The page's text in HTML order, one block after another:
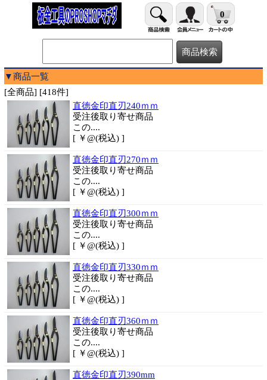
0
▼商品一覧
[全商品] [418件]
直徳金印直刃240ｍｍ
受注後取り寄せ商品
この....
[ ￥@(税込) ]
直徳金印直刃270ｍｍ
受注後取り寄せ商品
この....
[ ￥@(税込) ]
直徳金印直刃300ｍｍ
受注後取り寄せ商品
この....
[ ￥@(税込) ]
直徳金印直刃330ｍｍ
受注後取り寄せ商品
この....
[ ￥@(税込) ]
直徳金印直刃360ｍｍ
受注後取り寄せ商品
この....
[ ￥@(税込) ]
直徳金印直刃390mm